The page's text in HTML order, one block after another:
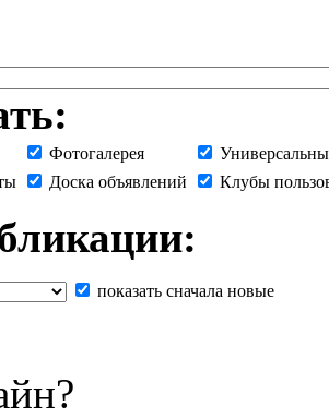
Фотогалерея
Доска объявлений Клубы
показать сначала новые